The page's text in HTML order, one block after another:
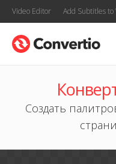
Video Editor Add Subtitles to
Создать